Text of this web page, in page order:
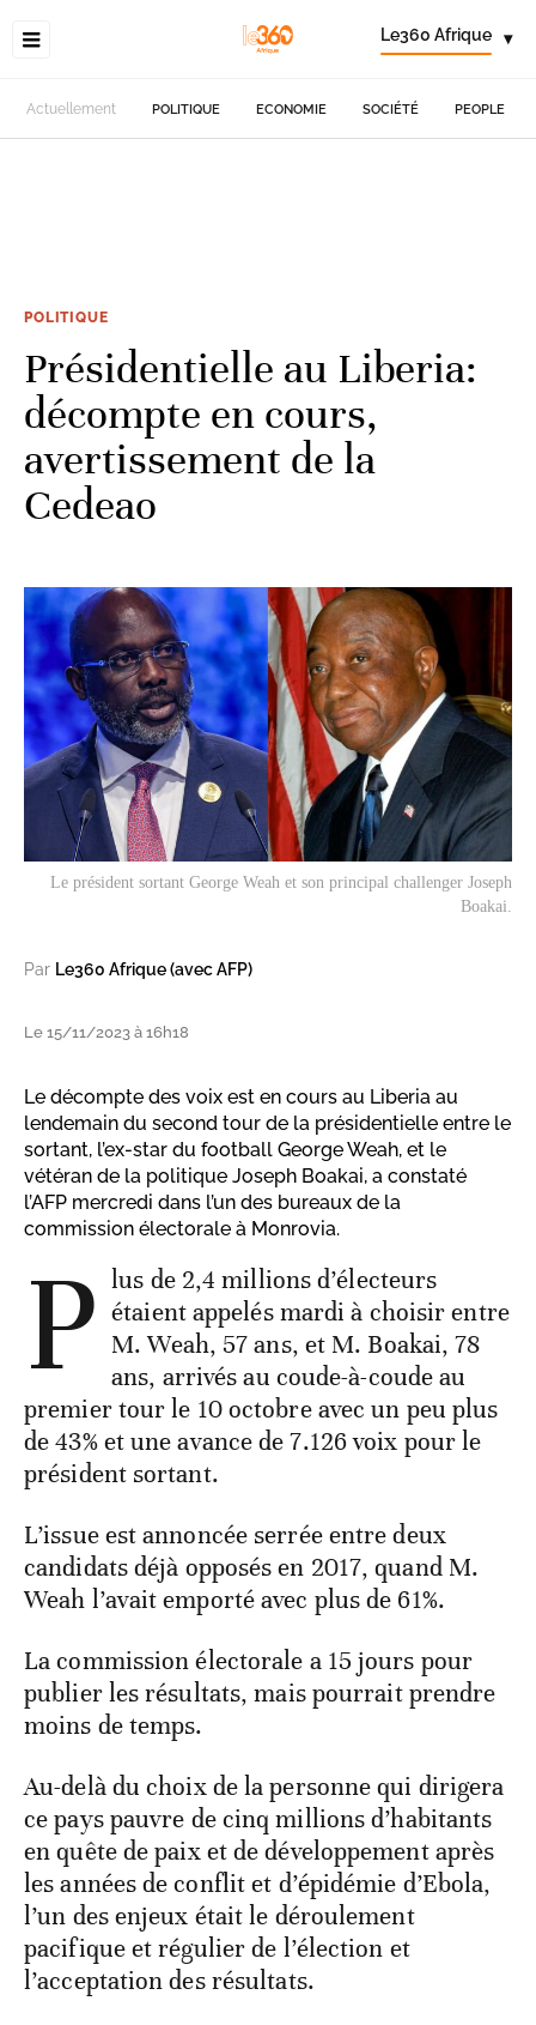
Le360 Afrique ▾
Actuellement POLITIQUE ECONOMIE SOCIÉTÉ PEOPLE
POLITIQUE
Présidentielle au Liberia:
décompte en cours,
avertissement de la
Cedeao
Le président sortant George Weah et son principal challenger Joseph
Boakai.
Par Le360 Afrique (avec AFP)
Le 15/11/2023 à 16h18
Le décompte des voix est en cours au Liberia au
lendemain du second tour de la présidentielle entre le
sortant, l’ex-star du football George Weah, et le
vétéran de la politique Joseph Boakai, a constaté
l’AFP mercredi dans l’un des bureaux de la
commission électorale à Monrovia.
P lus de 2,4 millions d’électeurs
étaient appelés mardi à choisir entre
M. Weah, 57 ans, et M. Boakai, 78
ans, arrivés au coude-à-coude au
premier tour le 10 octobre avec un peu plus
de 43% et une avance de 7.126 voix pour le
président sortant.
L’issue est annoncée serrée entre deux
candidats déjà opposés en 2017, quand M.
Weah l’avait emporté avec plus de 61%.
La commission électorale a 15 jours pour
publier les résultats, mais pourrait prendre
moins de temps.
Au-delà du choix de la personne qui dirigera
ce pays pauvre de cinq millions d’habitants
en quête de paix et de développement après
les années de conflit et d’épidémie d’Ebola,
l’un des enjeux était le déroulement
pacifique et régulier de l’élection et
l’acceptation des résultats.